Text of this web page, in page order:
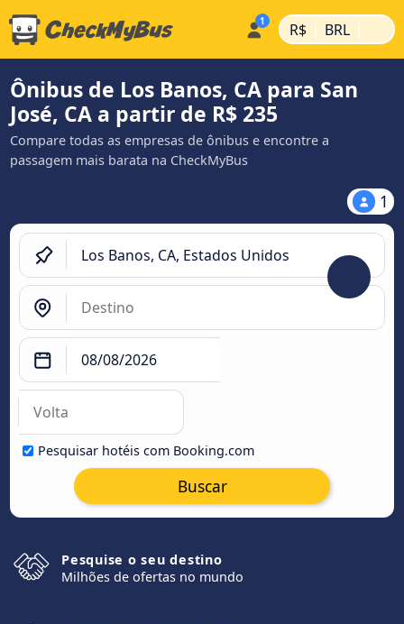
R$ | BRL |
Ônibus de Los Banos, CA para San
José, CA a partir de R$ 235
Compare todas as empresas de ônibus e encontre a
passagem mais barata na CheckMyBus
1
Pesquisar hotéis com Booking.com
Buscar
Pesquise o seu destino
Milhões de ofertas no mundo